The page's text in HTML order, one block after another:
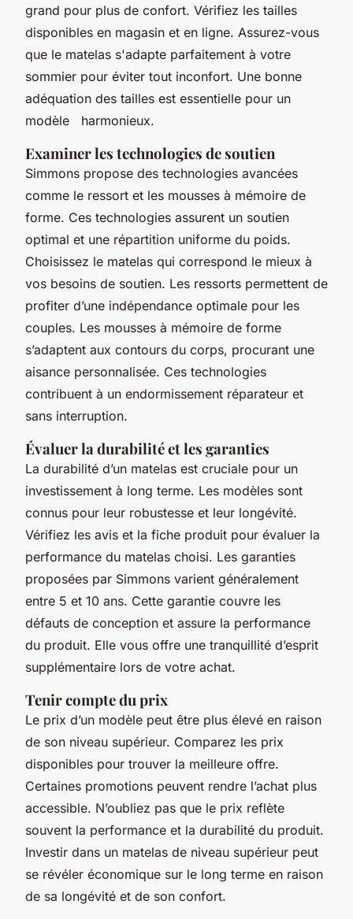
grand pour plus de confort. Vérifiez les tailles
disponibles en magasin et en ligne. Assurez-vous
que le matelas s'adapte parfaitement à votre
sommier pour éviter tout inconfort. Une bonne
adéquation des tailles est essentielle pour un
modèle harmonieux.
Examiner les technologies de soutien
Simmons propose des technologies avancées
comme le ressort et les mousses à mémoire de
forme. Ces technologies assurent un soutien
optimal et une répartition uniforme du poids.
Choisissez le matelas qui correspond le mieux à
vos besoins de soutien. Les ressorts permettent de
profiter d’une indépendance optimale pour les
couples. Les mousses à mémoire de forme
s’adaptent aux contours du corps, procurant une
aisance personnalisée. Ces technologies
contribuent à un endormissement réparateur et
sans interruption.
Évaluer la durabilité et les garanties
La durabilité d’un matelas est cruciale pour un
investissement à long terme. Les modèles sont
connus pour leur robustesse et leur longévité.
Vérifiez les avis et la fiche produit pour évaluer la
performance du matelas choisi. Les garanties
proposées par Simmons varient généralement
entre 5 et 10 ans. Cette garantie couvre les
défauts de conception et assure la performance
du produit. Elle vous offre une tranquillité d’esprit
supplémentaire lors de votre achat.
Tenir compte du prix
Le prix d’un modèle peut être plus élevé en raison
de son niveau supérieur. Comparez les prix
disponibles pour trouver la meilleure offre.
Certaines promotions peuvent rendre l’achat plus
accessible. N’oubliez pas que le prix reflète
souvent la performance et la durabilité du produit.
Investir dans un matelas de niveau supérieur peut
se révéler économique sur le long terme en raison
de sa longévité et de son confort.